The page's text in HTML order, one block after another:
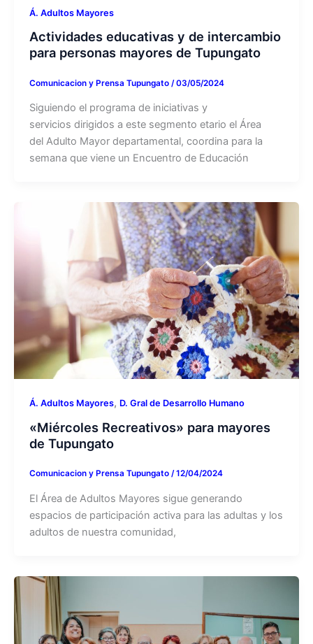
Á. Adultos Mayores
Actividades educativas y de intercambio
para personas mayores de Tupungato
Comunicacion y Prensa Tupungato /03/05/2024
Siguiendo el programa de iniciativas y
servicios dirigidos a este segmento etario el Área
del Adulto Mayor departamental, coordina para la
semana que viene un Encuentro de Educación
Á. Adultos Mayores, D. Gral de Desarrollo Humano
«Miércoles Recreativos» para mayores
de Tupungato
Comunicacion y Prensa Tupungato /12/04/2024
El Área de Adultos Mayores sigue generando
espacios de participación activa para las adultas y los
adultos de nuestra comunidad,